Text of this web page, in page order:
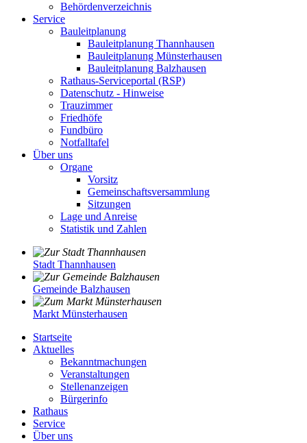
Behördenverzeichnis
Service
Bauleitplanung
Bauleitplanung Thannhausen
Bauleitplanung Münsterhausen
Bauleitplanung Balzhausen
Rathaus-Serviceportal (RSP)
Datenschutz - Hinweise
Trauzimmer
Friedhöfe
Fundbüro
Notfalltafel
Über uns
Organe
Vorsitz
Gemeinschaftsversammlung
Sitzungen
Lage und Anreise
Statistik und Zahlen
Stadt Thannhausen
Gemeinde Balzhausen
Markt Münsterhausen
Startseite
Aktuelles
Bekanntmachungen
Veranstaltungen
Stellenanzeigen
Bürgerinfo
Rathaus
Service
Über uns